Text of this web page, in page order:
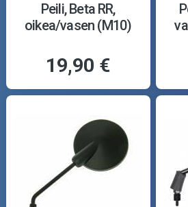
Peili, Beta RR,
oikea/vasen (M10)
19,90 €